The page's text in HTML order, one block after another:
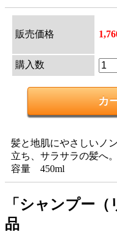
販売価格
購入数
髪と地肌にやさしいノ
立ち、サラサラの髪へ
容量 450ml
「シャンプー
品